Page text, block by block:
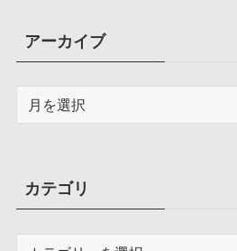
アーカイブ
ブカテゴリ